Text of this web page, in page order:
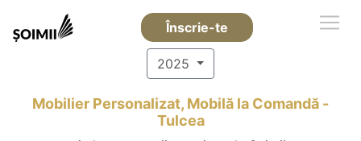
Înscrie-te
2025
Mobilier Personalizat, Mobilă la Comandă -
Tulcea